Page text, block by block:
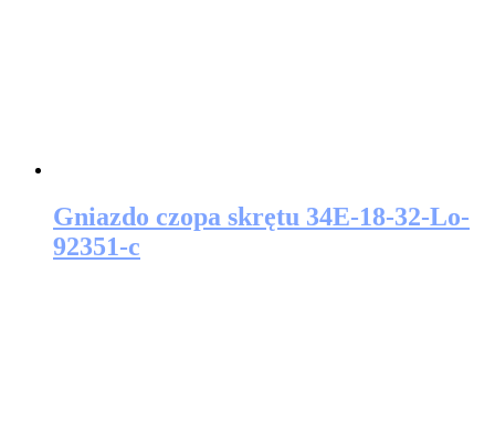
Gniazdo czopa skrętu 34E-18-32-Lo-
92351-c